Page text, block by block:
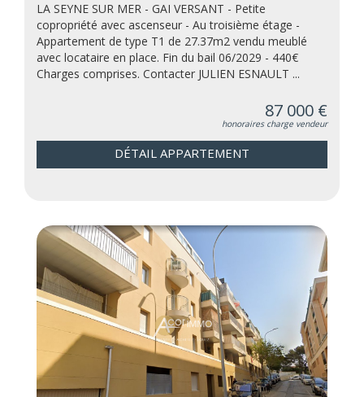
LA SEYNE SUR MER - GAI VERSANT - Petite
copropriété avec ascenseur - Au troisième étage -
Appartement de type T1 de 27.37m2 vendu meublé
avec locataire en place. Fin du bail 06/2029 - 440€
Charges comprises. Contacter JULIEN ESNAULT ...
87 000 €
honoraires charge vendeur
DÉTAIL APPARTEMENT